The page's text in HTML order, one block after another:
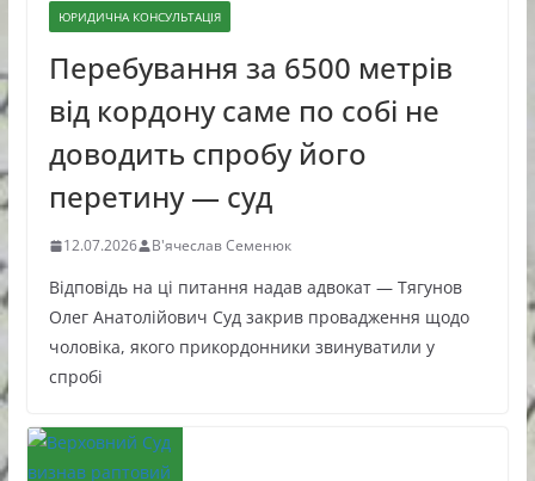
ЮРИДИЧНА КОНСУЛЬТАЦІЯ
Перебування за 6500 метрів
від кордону саме по собі не
доводить спробу його
перетину — суд
12.07.2026 В'ячеслав Семенюк
Відповідь на ці питання надав адвокат — Тягунов
Олег Анатолійович Суд закрив провадження щодо
чоловіка, якого прикордонники звинуватили у
спробі